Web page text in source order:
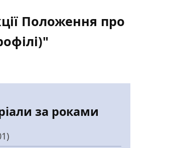
Положення про
за роками